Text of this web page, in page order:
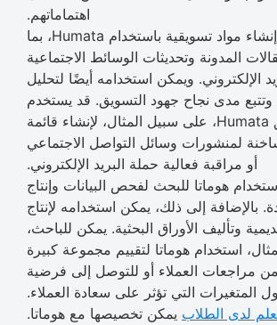
اهتماماتهم.
يمكنك إنشاء مواد تسويقية باستخدام Humata، بما
المدونة وتحديثات الوسائط الاجتماعية
الإلكتروني. ويمكن استخدامه أيضًا لتحليل
وتتبع مدى نجاح جهود التسويق. قد يستخدم
مدير التسويق Humata، على سبيل المثال، لإنشاء قائمة
لمنشورات وسائل التواصل الاجتماعي
أو مراقبة فعالية حملة البريد الإلكتروني.
هوماتا للبحث لفحص البيانات وإنتاج
بالإضافة إلى ذلك، يمكن استخدامه لإنتاج
وتأليف الأوراق البحثية. يمكن للباحث،
استخدام هوماتا لتقييم مجموعة كبيرة
من مراجعات العملاء أو للتوصل إلى فرضية
المتغيرات التي تؤثر على سعادة العملاء.
لدى الطلاب يمكن تخصيصها مع هوماتا.